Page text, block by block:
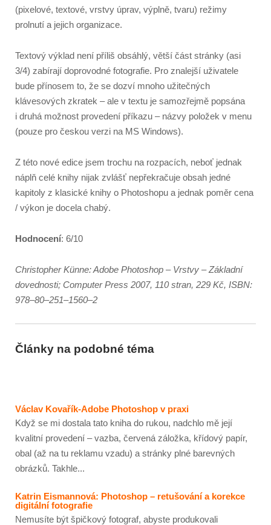
(pixelové, textové, vrstvy úprav, výplně, tvaru) režimy
prolnutí a jejich organizace.
Textový výklad není příliš obsáhlý, větší část stránky (asi
3/4) zabírají doprovodné fotografie. Pro znalejší uživatele
bude přínosem to, že se dozví mnoho užitečných
klávesových zkratek – ale v textu je samozřejmě popsána
i druhá možnost provedení příkazu – názvy položek v menu
(pouze pro českou verzi na MS Windows).
Z této nové edice jsem trochu na rozpacích, neboť jednak
náplň celé knihy nijak zvlášť nepřekračuje obsah jedné
kapitoly z klasické knihy o Photoshopu a jednak poměr cena
/ výkon je docela chabý.
Hodnocení: 6/10
Christopher Künne: Adobe Photoshop – Vrstvy – Základní
dovednosti; Computer Press 2007, 110 stran, 229 Kč, ISBN:
978–80–251–1560–2
Články na podobné téma
Václav Kovařík-Adobe Photoshop v praxi
Když se mi dostala tato kniha do rukou, nadchlo mě její
kvalitní provedení – vazba, červená záložka, křídový papír,
obal (až na tu reklamu vzadu) a stránky plné barevných
obrázků. Takhle...
Katrin Eismannová: Photoshop – retušování a korekce
digitální fotografie
Nemusíte být špičkový fotograf, abyste produkovali